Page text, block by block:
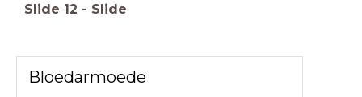
Slide 12 - Slide
Bloedarmoede